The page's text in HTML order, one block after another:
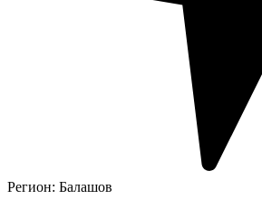
Регион: Балашов